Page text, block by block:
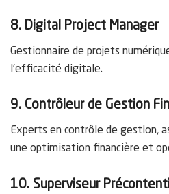
8. Digital Project Manager
Gestionnaire de projets
l’efficacité digitale.
9. Contrôleur de Gestion
Experts en contrôle de gestion,
une optimisation financière et
10. Superviseur